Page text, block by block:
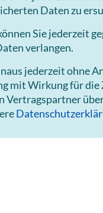
Daten zu
Sie jederzeit
verlangen.
jederzeit ohne
mit Wirkung für die
Vertragspartner